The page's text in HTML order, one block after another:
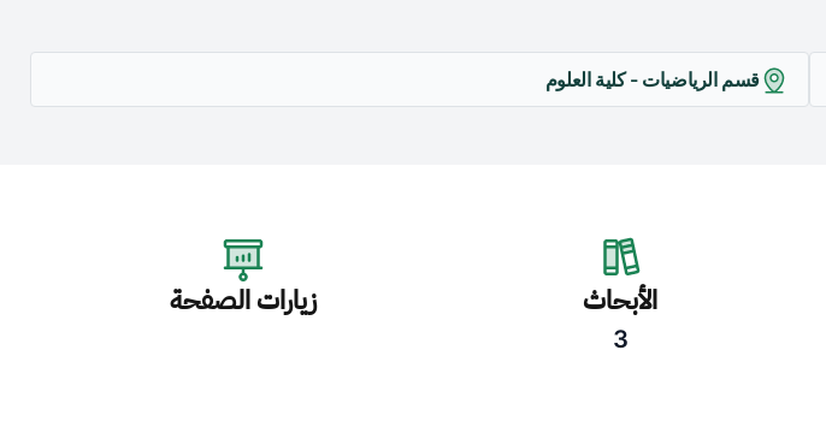
قسم الرياضيات - كلية العلوم
الأبحاث
3
زيارات الصفحة